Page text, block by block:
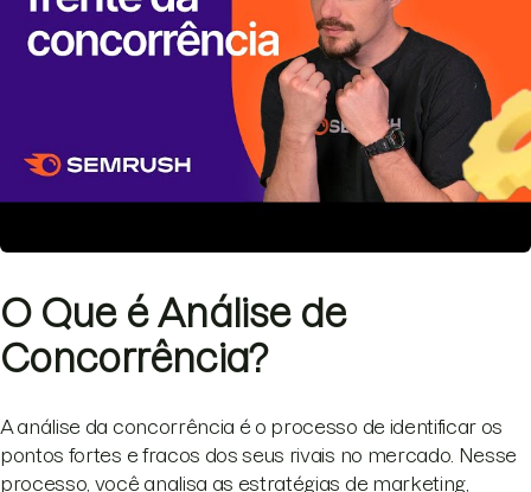
O Que é Análise de
Concorrência?
A análise da concorrência é o processo de identificar os
pontos fortes e fracos dos seus rivais no mercado. Nesse
processo, você analisa as estratégias de marketing,